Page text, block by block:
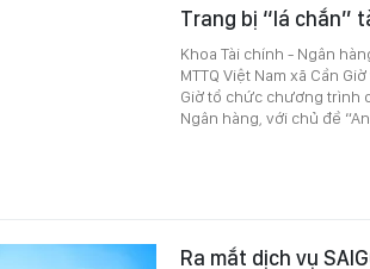
Trang bị “lá chắn”
Khoa Tài chính - Ngân
MTTQ Việt Nam xã Cần
Giờ tổ chức chương trình
Ngân hàng, với chủ đề
Ra mắt dịch vụ